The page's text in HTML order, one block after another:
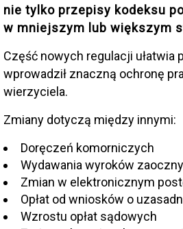
nie tylko przepisy kodeksu
w mniejszym lub większym
Część nowych regulacji
wprowadził znaczną ochronę
wierzyciela.
Zmiany dotyczą między innymi:
Doręczeń komorniczych
Wydawania wyroków
Zmian w elektronicznym
Opłat od wniosków o
Wzrostu opłat sądowych